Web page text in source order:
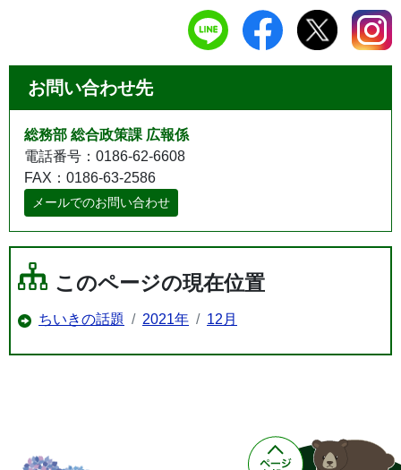
お問い合わせ先
総務部 総合政策課 広報係
電話番号：0186-62-6608
FAX：0186-63-2586
メールでのお問い合わせ
このページの現在位置
ちいきの話題 2021年 12月